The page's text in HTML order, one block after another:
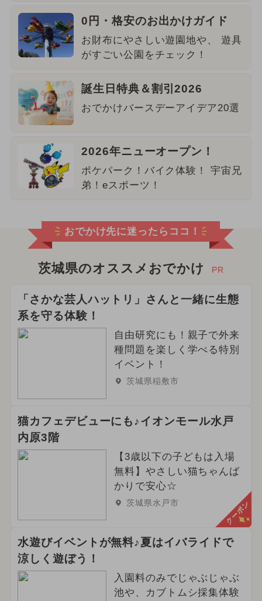
0円・格安のお出かけガイド
お財布にやさしい遊園地や、 遊具
がすごい公園をチェック！
誕生日特典＆割引2026
おでかけバースデーアイデア20選
2026年ニューオープン！
ポケパーク！バイク体験！ 宇宙兄
弟！eスポーツ！
おでかけ先に迷ったらココ！
茨城県のオススメおでかけ PR
「さかな芸人ハットリ」さんと一緒に生態
系を守る体験！
自由研究にも！親子で外来
種問題を楽しく学べる特別
イベント！
茨城県稲敷市
猫カフェデビューにも♪イオンモール水戸
内原3階
【3歳以下の子どもは入場
無料】やさしい猫ちゃんば
かりで安心☆
茨城県水戸市 クーポン
水遊びイベントが無料♪夏はイバライドで
涼しく遊ぼう！
入園料のみでじゃぶじゃぶ
池や、カブトムシ採集体験